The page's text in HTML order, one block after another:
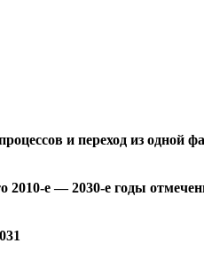
и переход из
е ― 2030-е годы